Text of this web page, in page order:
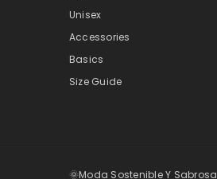
Unisex
Accessories
Basics
Size Guide
🌞Moda Sostenible Y Sabrosa